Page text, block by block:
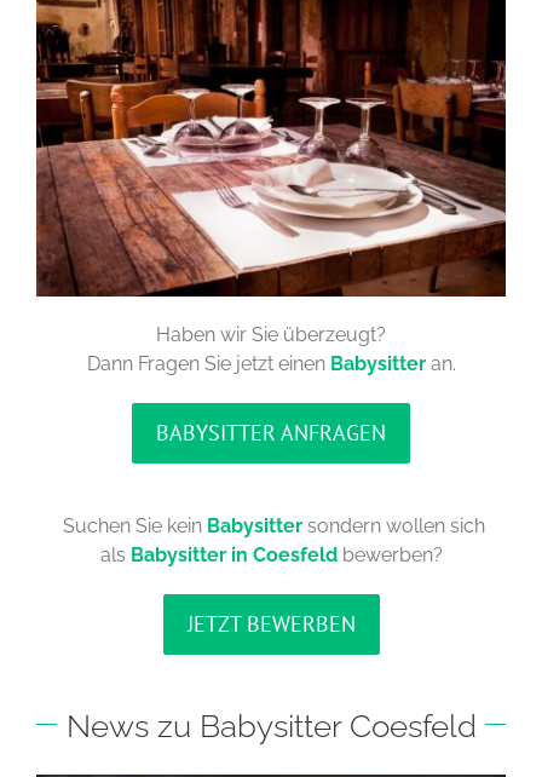
Haben wir Sie überzeugt?
Dann Fragen Sie jetzt einen Babysitteran.
BABYSITTER ANFRAGEN
Suchen Sie kein Babysittersondern wollen sich
als Babysitter in Coesfeldbewerben?
JETZT BEWERBEN
News zu Babysitter Coesfeld